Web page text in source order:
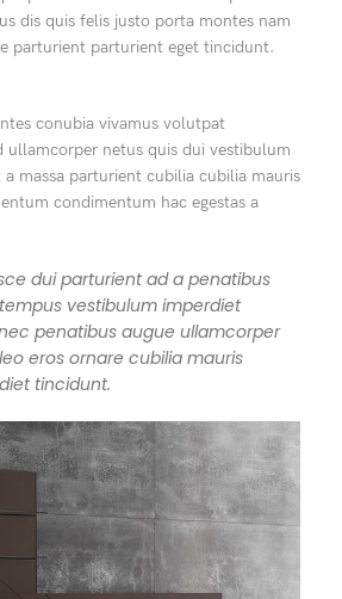
dis quis felis justo porta montes nam
parturient parturient eget tincidunt.
conubia vivamus volutpat
ullamcorper netus quis dui vestibulum
massa parturient cubilia cubilia mauris
condimentum hac egestas a
dui parturient ad a penatibus
vestibulum imperdiet
penatibus augue ullamcorper
eros ornare cubilia mauris
tincidunt.